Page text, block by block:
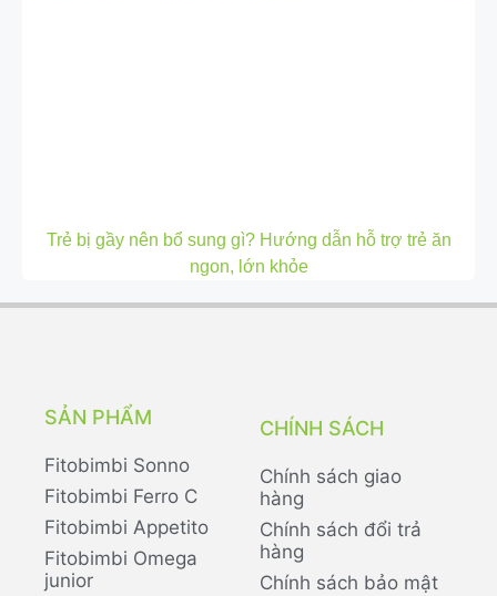
Trẻ bị gầy nên bổ sung gì? Hướng dẫn hỗ trợ trẻ ăn
ngon, lớn khỏe
SẢN PHẨM
Fitobimbi Sonno
Fitobimbi Ferro C
Fitobimbi Appetito
Fitobimbi Omega
junior
CHÍNH SÁCH
Chính sách giao
hàng
Chính sách đổi trả
hàng
Chính sách bảo mật